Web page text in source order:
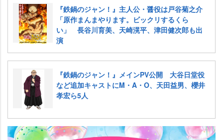
『鉄鍋のジャン！』主人公・醤役は戸谷菊之介
「原作まんまやります。ビックリするくら
い」 長谷川育美、天崎滉平、津田健次郎も出
演
『鉄鍋のジャン！』メインPV公開 大谷日堂役
など追加キャストにM・A・O、天田益男、櫻井
孝宏ら5人